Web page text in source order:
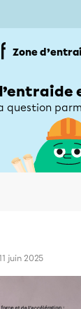
Zone
question
juin 2025